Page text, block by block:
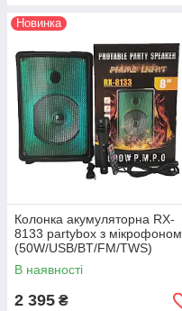
Новинка
Колонка акумуляторна RX-
8133 partybox з мікрофоном
(50W/USB/BT/FM/TWS)
В наявності
2 395 ₴